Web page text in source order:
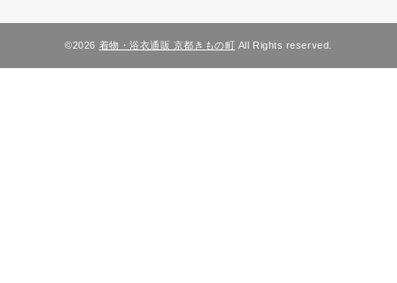
©2026 着物・浴衣通販 京都きもの町 All Rights reserved.